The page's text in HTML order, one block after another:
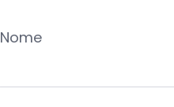
Nome